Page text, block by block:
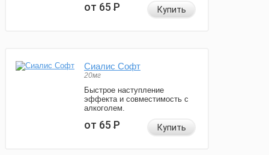
от 65Р Купить
Сиалис Софт
20мг
Быстрое наступление
эффекта и совместимость с
алкоголем.
от 65Р Купить